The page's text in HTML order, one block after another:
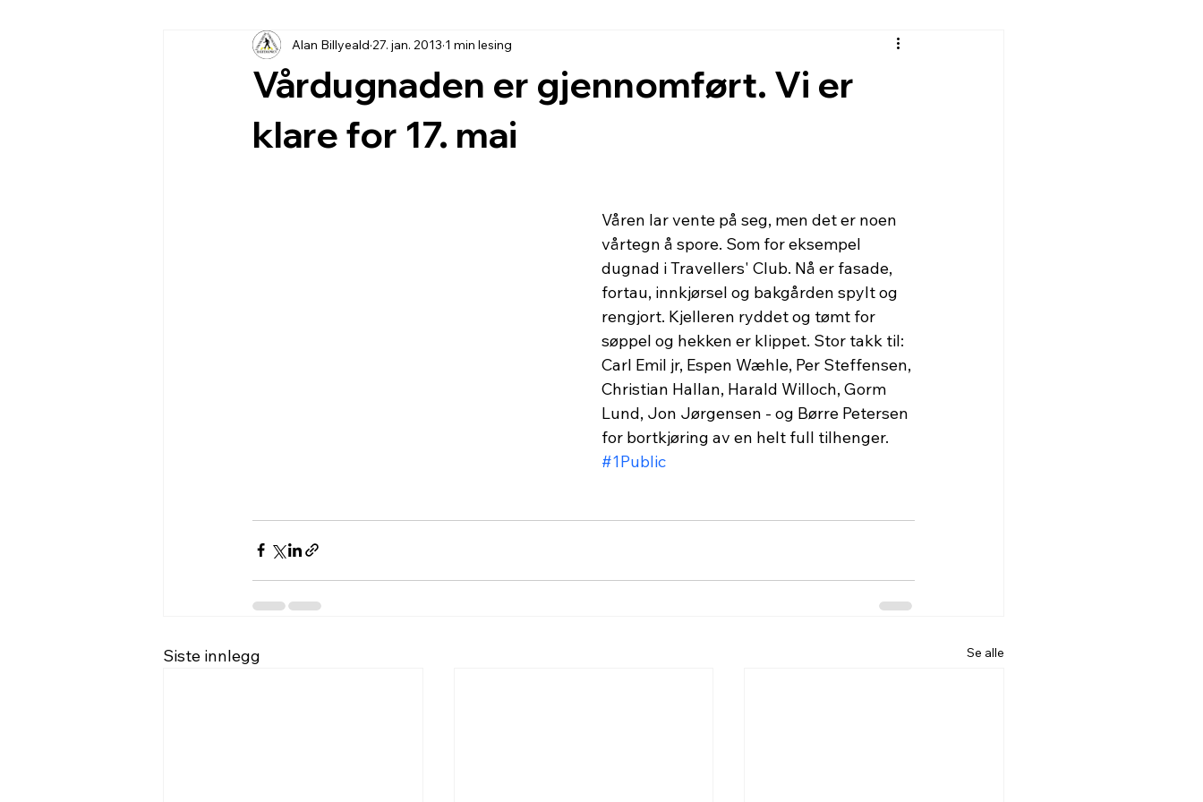
Vårdugnaden er gjennomført. Vi er
klare for 17. mai
Alan Billyeald 27. jan. 2013 1 min lesing
Våren lar vente på seg, men det er noen
vårtegn å spore. Som for eksempel
dugnad i Travellers' Club. Nå er fasade,
fortau, innkjørsel og bakgården spylt og
rengjort. Kjelleren ryddet og tømt for
søppel og hekken er klippet. Stor takk til:
Carl Emil jr, Espen Wæhle, Per Steffensen,
Christian Hallan, Harald Willoch, Gorm
Lund, Jon Jørgensen - og Børre Petersen
for bortkjøring av en helt full tilhenger.
#1Public
Siste innlegg Se alle